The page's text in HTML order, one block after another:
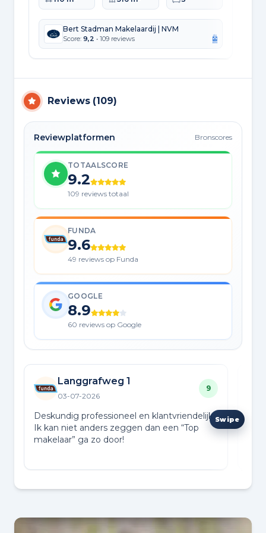
Bert Stadman Makelaardij | NVM
Score: 9,2 • 109 reviews
Reviews (109)
Reviewplatformen Bronscores
TOTAALSCORE
9.2
109 reviews totaal
FUNDA
9.6
49 reviews op Funda
GOOGLE
8.9
60 reviews op Google
Langgrafweg 1
03-07-2026
9
Deskundig professioneel en klantvriendelijk.
Ik kan niet anders zeggen dan een “Top
makelaar” ga zo door!